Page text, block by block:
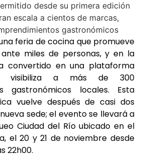
feria de cocina que promueve
miles de personas, y en la
convertido en una plataforma
visibiliza a más de 300
gastronómicos locales. Esta
vuelve después de casi dos
sede; el evento se llevará a
Ciudad del Río ubicado en el
el 20 y 21 de noviembre desde
22h00.